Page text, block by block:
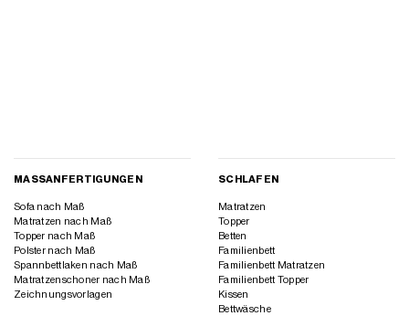
MASSANFERTIGUNGEN
Sofa nach Maß
Matratzen nach Maß
Topper nach Maß
Polster nach Maß
Spannbettlaken nach Maß
Matratzenschoner nach Maß
Zeichnungsvorlagen
SCHLAFEN
Matratzen
Topper
Betten
Familienbett
Familienbett Matratzen
Familienbett Topper
Kissen
Bettwäsche